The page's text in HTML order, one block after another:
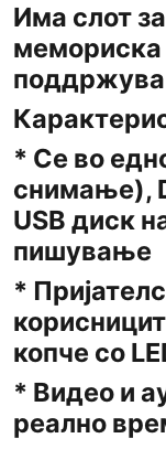
Има слот
мемориска
поддржува
* Се во
снимање),
USB диск
пишување
*
копче со
* Видео и
реално